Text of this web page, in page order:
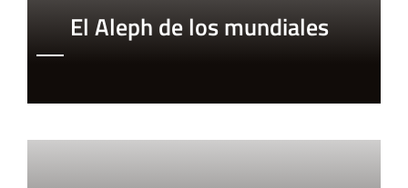
El Aleph de los mundiales